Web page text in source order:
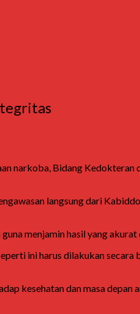
narkoba, Bidang Kedokteran
langsung dari
menjamin hasil yang
ini harus dilakukan secara
kesehatan dan masa depan